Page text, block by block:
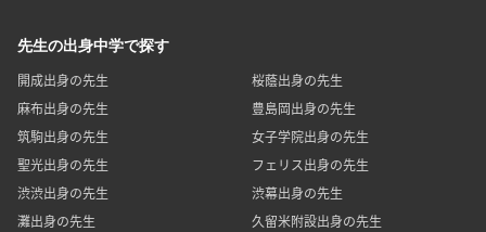
先生の出身中学で探す
開成出身の先生
桜蔭出身の先生
麻布出身の先生
豊島岡出身の先生
筑駒出身の先生
女子学院出身の先生
聖光出身の先生
フェリス出身の先生
渋渋出身の先生
渋幕出身の先生
灘出身の先生
久留米附設出身の先生